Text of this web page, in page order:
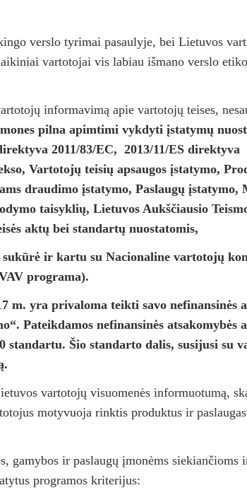
verslo tyrimai pasaulyje, bei Lietuvos
vartotojai vis labiau išmano verslo
informavimą apie vartotojų teises,
pilna apimtimi vykdyti įstatymų
2011/83/EC, 2013/11/ES direktyva
Vartotojų teisių apsaugos įstatymo,
draudimo įstatymo, Paslaugų įstatymo,
taisyklių, Lietuvos Aukščiausio
aktų bei standartų nuostatomis,
ir kartu su Nacionaline vartotojų
programa).
privaloma teikti savo nefinansinės
Pateikdamos nefinansinės
standartu. Šio standarto dalis, susijusi
visuomenės informuotumą,
motyvuoja rinktis produktus ir
ir paslaugų įmonėms siekiančioms
programos kriterijus: